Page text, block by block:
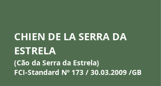
CHIEN DE LA SERRA DA
ESTRELA
(Cão da Serra da Estrela)​​
FCI-Standard Nº 173 / 30.03.2009 /GB